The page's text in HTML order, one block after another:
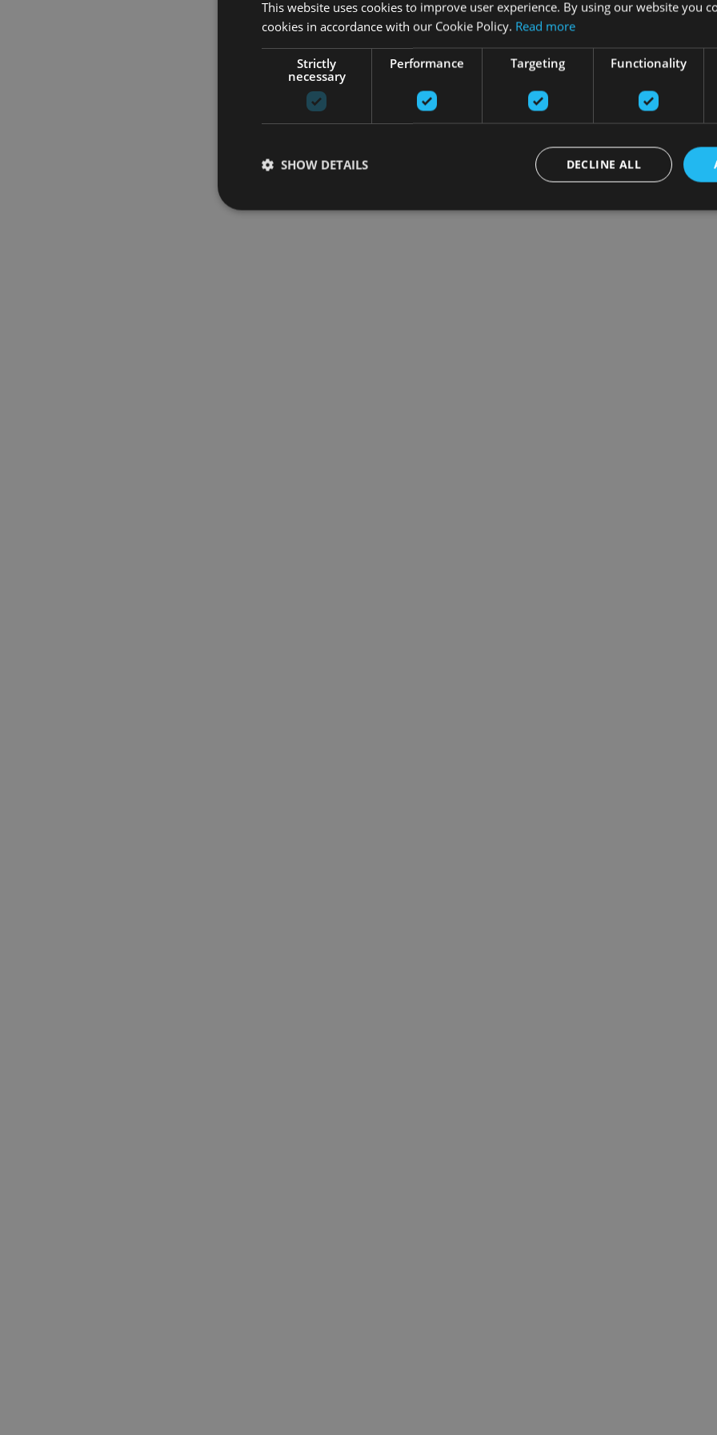
This website uses cookies to improve user experience. By using our website you
cookies in accordance with our Cookie Policy. Read more
Strictly
necessary
Performance Targeting Functionality
DECLINE ALL
SHOW DETAILS